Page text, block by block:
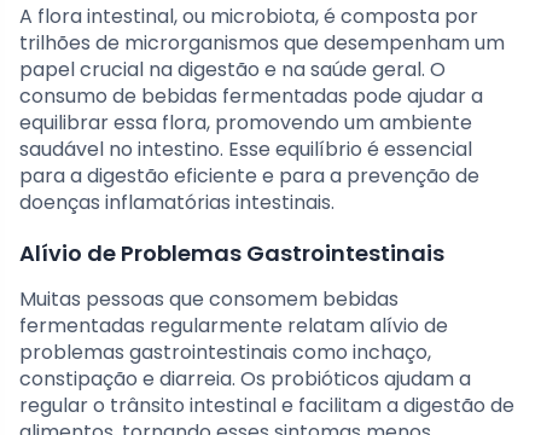
A flora intestinal, ou microbiota, é composta por
trilhões de microrganismos que desempenham um
papel crucial na digestão e na saúde geral. O
consumo de bebidas fermentadas pode ajudar a
equilibrar essa flora, promovendo um ambiente
saudável no intestino. Esse equilíbrio é essencial
para a digestão eficiente e para a prevenção de
doenças inflamatórias intestinais.
Alívio de Problemas Gastrointestinais
Muitas pessoas que consomem bebidas
fermentadas regularmente relatam alívio de
problemas gastrointestinais como inchaço,
constipação e diarreia. Os probióticos ajudam a
regular o trânsito intestinal e facilitam a digestão de